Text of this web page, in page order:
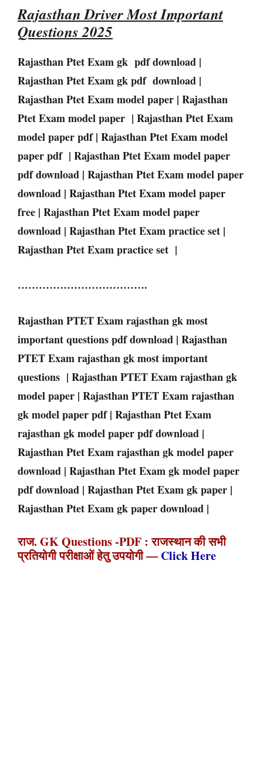
Rajasthan DriverMost Important
Questions 2025
RajasthanPtetExamgk pdf download |
RajasthanPtetExamgk pdf download |
RajasthanPtetExammodel paper | Rajasthan
PtetExammodel paper | RajasthanPtetExam
model paper pdf | RajasthanPtetExammodel
paper pdf | RajasthanPtetExammodel paper
pdf download | RajasthanPtetExammodel paper
download | RajasthanPtetExammodel paper
free | RajasthanPtetExammodel paper
download | RajasthanPtetExampractice set |
RajasthanPtetExampractice set |
……………………………….
RajasthanPTETExamrajasthan gk most
important questions pdf download | Rajasthan
PTETExamrajasthan gk most important
questions | RajasthanPTETExamrajasthan gk
model paper | RajasthanPTETExamrajasthan
gk model paper pdf | Rajasthan Ptet Exam
rajasthan gk model paper pdf download |
RajasthanPtetExamrajasthan gk model paper
download | RajasthanPtetExamgk model paper
pdf download | RajasthanPtetExamgk paper |
RajasthanPtetExamgk paper download |
राज. GK Questions -PDF : राजस्थान की सभी
प्रतियोगी परीक्षाओं हेतु उपयोगी — Click Here